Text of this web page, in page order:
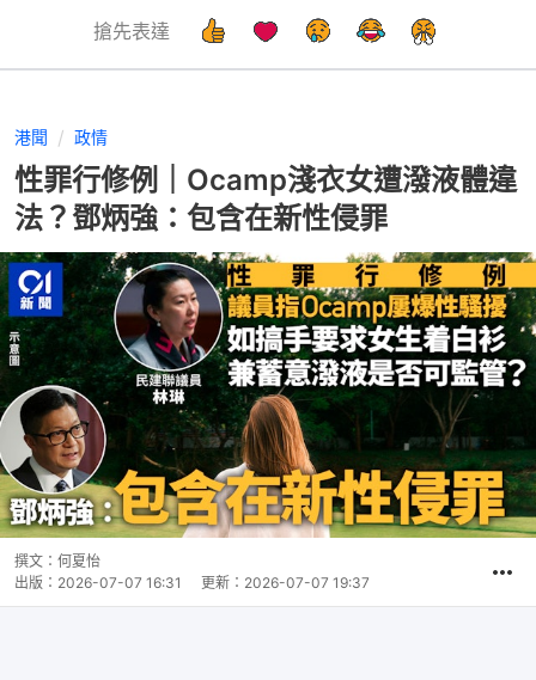
搶先表達
港聞 政情
性罪行修例｜Ocamp淺衣女遭潑液體違
法？鄧炳強：包含在新性侵罪
撰文： 何夏怡
出版： 2026-07-07 16:31 更新： 2026-07-07 19:37